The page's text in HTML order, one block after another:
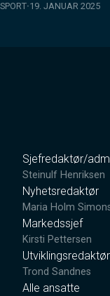
SPORT 19. JANUAR 2025
Sjefredaktør/
Steinulf Henriksen
Nyhetsredaktør
Maria Holm
Markedssjef
Kirsti Pettersen
Utviklingsredaktør
Trond Sandnes
Alle ansatte